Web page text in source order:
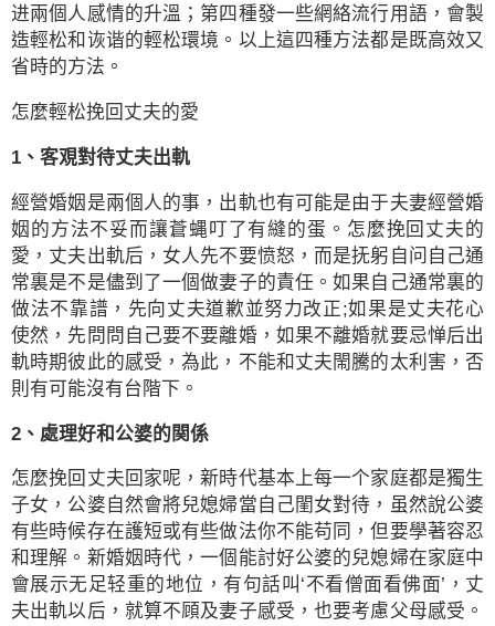
进兩個人感情的升溫；第四種發一些網絡流行用語，會製
造輕松和诙谐的輕松環境。以上這四種方法都是既高效又
省時的方法。
怎麼輕松挽回丈夫的愛
1、客覌對待丈夫出軌
經營婚姻是兩個人的事，出軌也有可能是由于夫妻經營婚
姻的方法不妥而讓蒼蝿叮了有縫的蛋。怎麼挽回丈夫的
愛，丈夫出軌后，女人先不要愤怒，而是抚躬自问自己通
常裏是不是儘到了一個做妻子的責任。如果自己通常裏的
做法不靠譜，先向丈夫道歉並努力改正;如果是丈夫花心
使然，先問問自己要不要離婚，如果不離婚就要忌惮后出
軌時期彼此的感受，為此，不能和丈夫閙騰的太利害，否
則有可能沒有台階下。
2、處理好和公婆的関係
怎麼挽回丈夫回家呢，新時代基本上每一个家庭都是獨生
子女，公婆自然會將兒媳婦當自己閨女對待，虽然說公婆
有些時候存在護短或有些做法你不能苟同，但要學著容忍
和理解。新婚姻時代，一個能討好公婆的兒媳婦在家庭中
會展示无足轻重的地位，有句話叫‘不看僧面看佛面’，丈
夫出軌以后，就算不頋及妻子感受，也要考慮父母感受。